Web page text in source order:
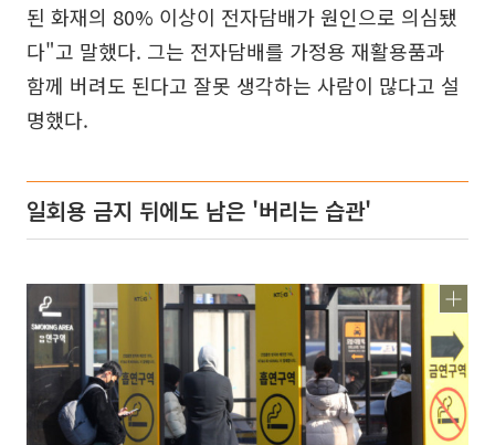
된 화재의 80% 이상이 전자담배가 원인으로 의심됐
다"고 말했다. 그는 전자담배를 가정용 재활용품과
함께 버려도 된다고 잘못 생각하는 사람이 많다고 설
명했다.
일회용 금지 뒤에도 남은 '버리는 습관'